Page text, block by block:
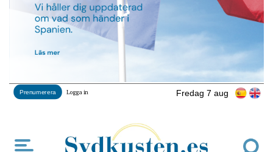
Fredag 7 aug
Prenumerera Logga in